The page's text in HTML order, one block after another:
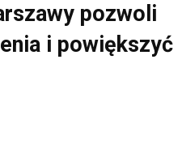
pozwoli
i powiększyć